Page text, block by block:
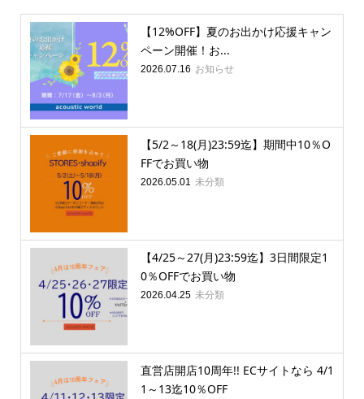
【12%OFF】夏のお出かけ応援キャン
ペーン開催！お...
2026.07.16 お知らせ
【5/2～18(月)23:59迄】期間中10％O
FFでお買い物
2026.05.01 未分類
【4/25～27(月)23:59迄】3日間限定1
0％OFFでお買い物
2026.04.25 未分類
直営店開店10周年!! ECサイトなら 4/1
1～13迄10％OFF